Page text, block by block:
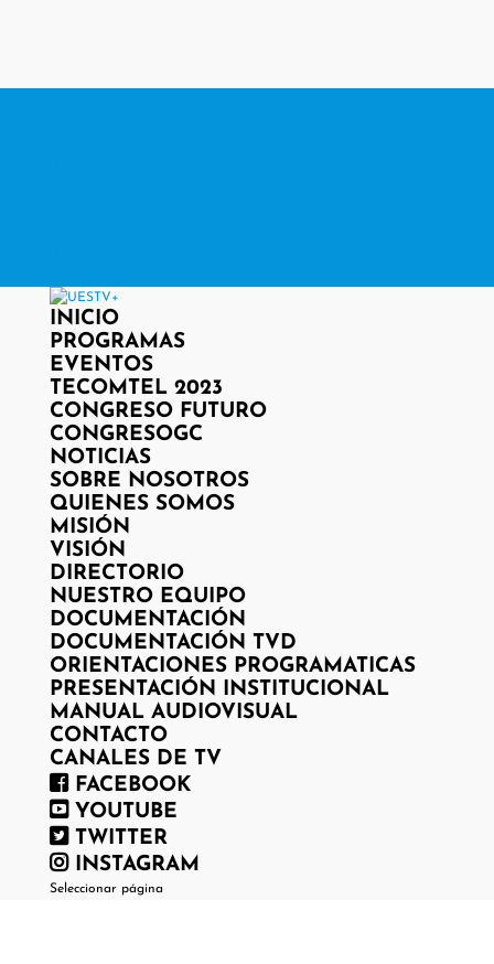
INICIO
PROGRAMAS
EVENTOS
TECOMTEL 2023
CONGRESO FUTURO
CONGRESOGC
NOTICIAS
SOBRE NOSOTROS
QUIENES SOMOS
MISIÓN
VISIÓN
DIRECTORIO
NUESTRO EQUIPO
DOCUMENTACIÓN
DOCUMENTACIÓN TVD
ORIENTACIONES PROGRAMATICAS
PRESENTACIÓN INSTITUCIONAL
MANUAL AUDIOVISUAL
CONTACTO
CANALES DE TV
FACEBOOK
YOUTUBE
TWITTER
INSTAGRAM
Seleccionar página